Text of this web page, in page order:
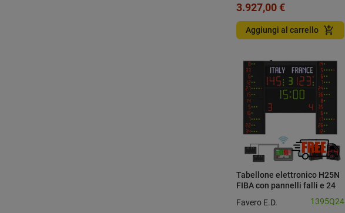
3.927,00 €
Aggiungi al carrello add_shopping_cart
Tabellone elettronico H25N
FIBA con pannelli falli e 24
Favero E.D. 1395Q24